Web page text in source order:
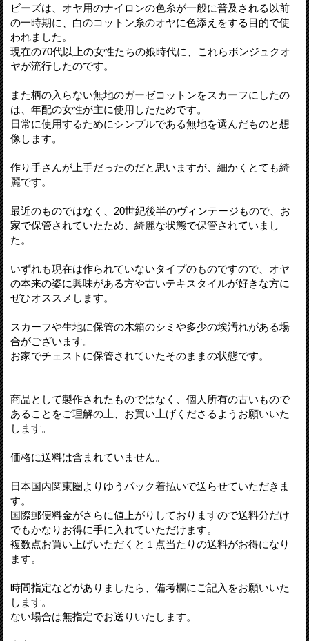
ビーズは、オヤ用のナイロンの色糸が一般に普及される以前
の一時期に、白のコットン糸のオヤに色添えをする目的で使
われました。
現在の70代以上の女性たちの娘時代に、これらボンジュクオ
ヤが流行したのです。
また柄の入らない無地のガーゼコットンをスカーフにしたの
は、年配の女性が主に使用したためです。
日常に使用するためにシンプルである無地を選んだものと想
像します。
作り手さんが上手だったのだと思いますが、細かくとても綺
麗です。
最近のものではなく、20世紀後半のヴィンテージもので、お
家で保管されていたため、綺麗な状態で保管されていまし
た。
いずれも現在は作られていないタイプのものですので、オヤ
の本来の姿に興味がある方や古いテキスタイルが好きな方に
ぜひオススメします。
スカーフや生地に保管の木箱のシミや多少の埃汚れがある場
合がございます。
お家でチェストに保管されていたそのままの状態です。
商品として製作されたものではなく、個人所有の古いもので
あることをご理解の上、お買い上げくださるようお願いいた
します。
価格に送料は含まれていません。
日本国内関東圏よりゆうパック着払いで送らせていただきま
す。
国際郵便料金がさらに値上がりしておりますので送料分だけ
でもかなりお得に手に入れていただけます。
複数点お買い上げいただくと１点当たりの送料がお得になり
ます。
時間指定などがありましたら、備考欄にご記入をお願いいた
します。
ない場合は無指定でお送りいたします。